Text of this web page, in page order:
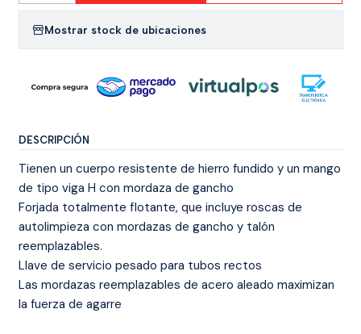
Mostrar stock de ubicaciones
DESCRIPCIÓN
Tienen un cuerpo resistente de hierro fundido y un mango
de tipo viga H con mordaza de gancho
Forjada totalmente flotante, que incluye roscas de
autolimpieza con mordazas de gancho y talón
reemplazables.
Llave de servicio pesado para tubos rectos
Las mordazas reemplazables de acero aleado maximizan
la fuerza de agarre